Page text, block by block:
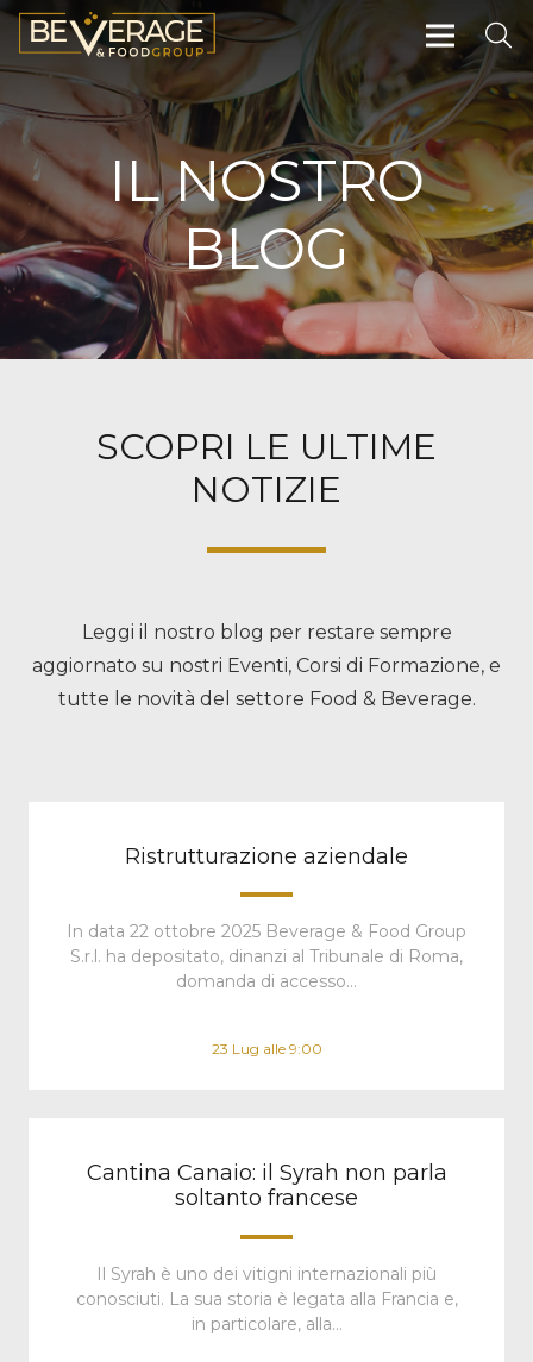
IL NOSTRO
BLOG
SCOPRI LE ULTIME
NOTIZIE
Leggi il nostro blog per restare sempre
aggiornato su nostri Eventi, Corsi di Formazione, e
tutte le novità del settore Food & Beverage.
Ristrutturazione aziendale
In data 22 ottobre 2025 Beverage & Food Group
S.r.l. ha depositato, dinanzi al Tribunale di Roma,
domanda di accesso…
23 Lug alle 9:00
Cantina Canaio: il Syrah non parla
soltanto francese
Il Syrah è uno dei vitigni internazionali più
conosciuti. La sua storia è legata alla Francia e,
in particolare, alla…